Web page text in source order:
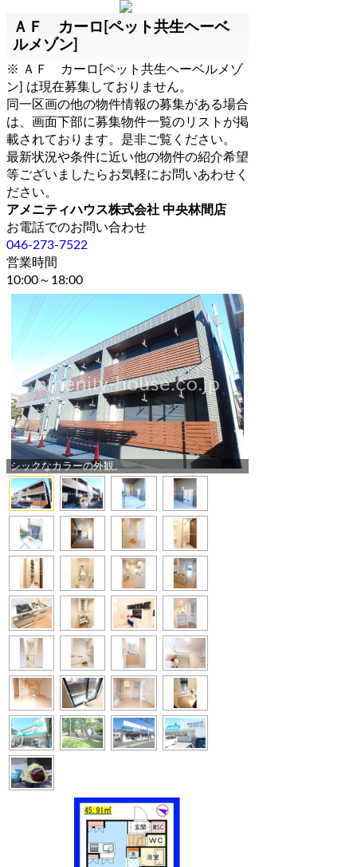
ＡＦ カーロ[ペット共生ヘーベ
ルメゾン]
※ ＡＦ カーロ[ペット共生ヘーベルメゾ
ン] は現在募集しておりません。
同一区画の他の物件情報の募集がある場合
は、画面下部に募集物件一覧のリストが掲
載されております。是非ご覧ください。
最新状況や条件に近い他の物件の紹介希望
等ございましたらお気軽にお問いあわせく
ださい。
アメニティハウス株式会社 中央林間店
お電話でのお問い合わせ
046-273-7522
営業時間
10:00～18:00
シックなカラーの外観。